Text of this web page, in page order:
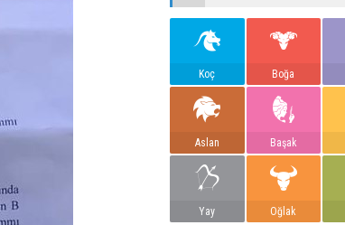
Koç Boğa
Aslan Başak
Yay Oğlak